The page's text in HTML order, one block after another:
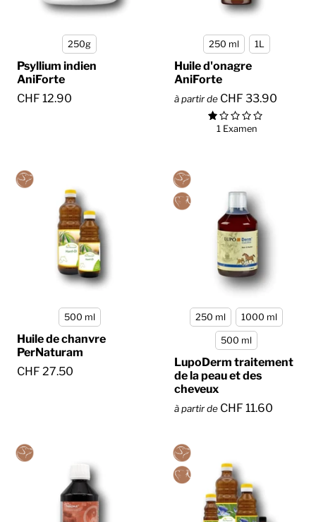
250g
Psyllium indien
AniForte
CHF 12.90
250 ml 1L
Huile d'onagre
AniForte
à partir de CHF 33.90
1 Examen
500 ml
Huile de chanvre
PerNaturam
CHF 27.50
250 ml 1000 ml
500 ml
LupoDerm traitement
de la peau et des
cheveux
à partir de CHF 11.60